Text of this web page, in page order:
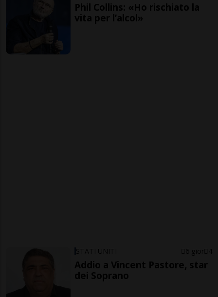
Phil Collins: «Ho rischiato la
vita per l’alcol»
STATI UNITI 6 gior 4
Addio a Vincent Pastore, star
dei Soprano